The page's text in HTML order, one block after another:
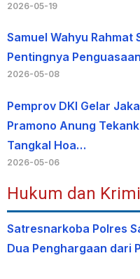
2026-05-19
Samuel Wahyu Rahmat
Pentingnya
2026-05-08
Pemprov DKI Gelar
Pramono Anung
Tangkal Hoa…
2026-05-06
Hukum dan
Satresnarkoba Polres
Dua Penghargaan dari